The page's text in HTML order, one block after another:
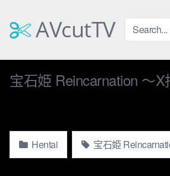
contentAVcutTV
宝石姫 Reincarnation 〜
Hentai 宝石姫